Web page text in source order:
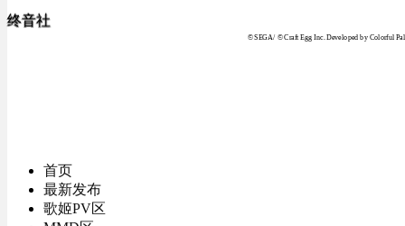
终音社
© SEGA / © Craft Egg Inc. Developed by Colorful
首页
最新发布
歌姬PV区